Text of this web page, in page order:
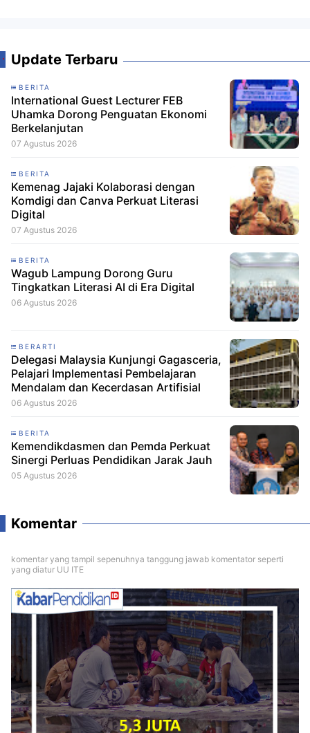
Update Terbaru
BERITA
International Guest Lecturer FEB
Uhamka Dorong Penguatan Ekonomi
Berkelanjutan
07 Agustus 2026
BERITA
Kemenag Jajaki Kolaborasi dengan
Komdigi dan Canva Perkuat Literasi
Digital
07 Agustus 2026
BERITA
Wagub Lampung Dorong Guru
Tingkatkan Literasi AI di Era Digital
06 Agustus 2026
BERARTI
Delegasi Malaysia Kunjungi Gagasceria,
Pelajari Implementasi Pembelajaran
Mendalam dan Kecerdasan Artifisial
06 Agustus 2026
BERITA
Kemendikdasmen dan Pemda Perkuat
Sinergi Perluas Pendidikan Jarak Jauh
05 Agustus 2026
Komentar
komentar yang tampil sepenuhnya tanggung jawab komentator seperti
yang diatur UU ITE